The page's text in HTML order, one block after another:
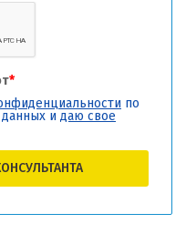
*
по
и даю свое